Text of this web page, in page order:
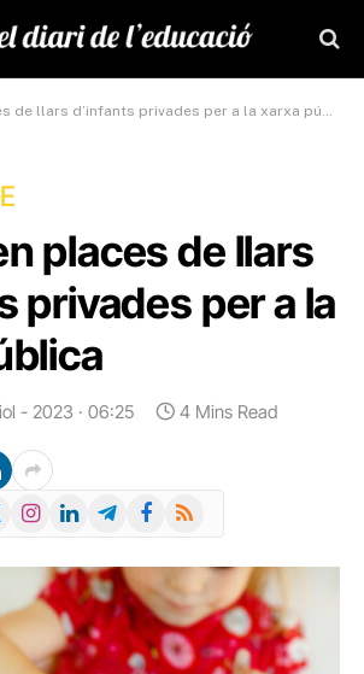
de llars d’infants privades per a la xarxa pública
places de llars
privades per a la
- 2023 · 06:25 4 Mins Read
Instagram
LinkedInTelegramFacebook
RSS